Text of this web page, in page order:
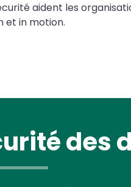
aident les
et in motion.
des